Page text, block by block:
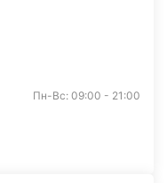
Пн-Вс: 09:00 - 21:00